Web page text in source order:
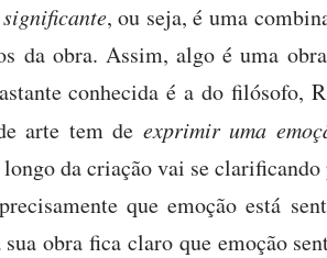
, ou seja, é uma
da obra. Assim, algo é uma
conhecida é a do filósofo,
arte tem de exprimir uma
da criação vai se
que emoção está
obra fica claro que emoção